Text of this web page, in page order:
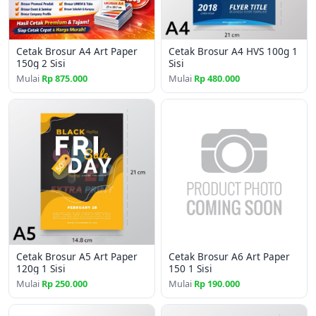
danA5.
Brosur A4(21 x 29.7 cm) menawarkan ruang yang lebih
luas untuk informasi detail, ideal untuk katalog produk,
daftar menu, atau panduan layanan.
Brosur A5(14.8 x 21 cm), yang merupakan setengah dari
ukuran A4, lebih ringkas dan mudah dibawa. Ini
sempurna untuk promosi singkat, undangan, atau flyer
event.
Pilihan ukuran ini memberikan fleksibilitas untuk
menyesuaikan dengan jumlah informasi yang ingin Anda
sampaikan dan cara Anda ingin membagikannya.
Cetak Kilat: Solusi Saat Anda Terburu-
buru
Konsep "3 jam selesai" atau "1 hari jadi" bukanlah isapan
jempol. Banyakpercetakan brosur terdekatkini dilengkapi
Cetak Brosur A4 Art Paper
150g 2 Sisi
Mulai Rp 875.000
Cetak Brosur A4 HVS 100g 1
Sisi
Mulai Rp 480.000
Cetak Brosur A5 Art Paper
120g 1 Sisi
Mulai Rp 250.000
Cetak Brosur A6 Art Paper
150 1 Sisi
Mulai Rp 190.000